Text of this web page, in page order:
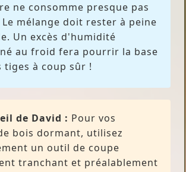
ne consomme presque pas
Le mélange doit rester à peine
Un excès d'humidité
au froid fera pourrir la base
tiges à coup sûr !
de David : Pour vos
bois dormant, utilisez
un outil de coupe
tranchant et préalablement